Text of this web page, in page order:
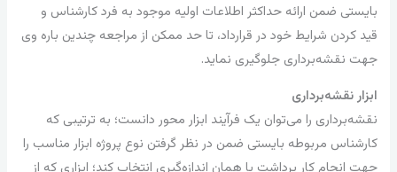
بایستی ضمن ارائه حداکثر اطلاعات اولیه موجود به فرد کارشناس و
قید کردن شرایط خود در قرارداد، تا حد ممکن از مراجعه چندین باره وی
جهت نقشه‌برداری جلوگیری نماید.
ابزار نقشه‌برداری
نقشه‌برداری را می‌توان یک فرآیند ابزار محور دانست؛ به ترتیبی که
کارشناس مربوطه بایستی ضمن در نظر گرفتن نوع پروژه ابزار مناسب را